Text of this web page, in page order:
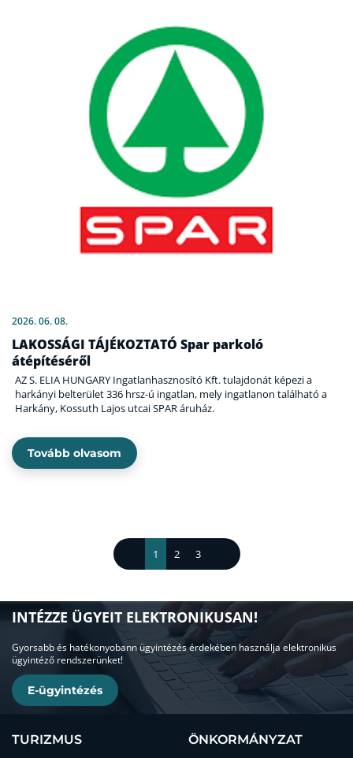
2026. 06. 08.
LAKOSSÁGI TÁJÉKOZTATÓ Spar parkoló
átépítéséről
AZ S. ELIA HUNGARY Ingatlanhasznosító Kft. tulajdonát képezi a
harkányi belterület 336 hrsz-ú ingatlan, mely ingatlanon található a
Harkány, Kossuth Lajos utcai SPAR áruház.
Tovább olvasom
1 2 3
INTÉZZE ÜGYEIT ELEKTRONIKUSAN!
Gyorsabb és hatékonyobann ügyintézés érdekében használja elektronikus
ügyintéző rendszerünket!
E-ügyintézés
TURIZMUS ÖNKORMÁNYZAT